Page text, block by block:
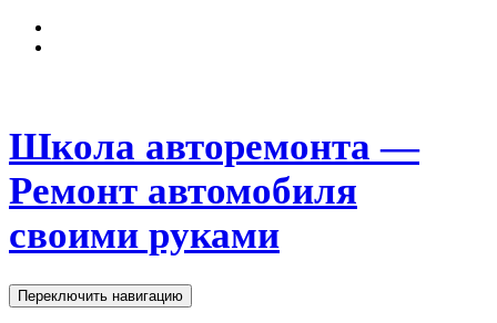
Школа авторемонта —
Ремонт автомобиля
своими руками
Переключить навигацию